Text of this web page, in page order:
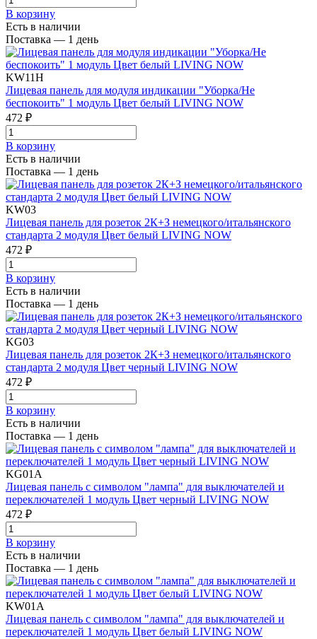
В корзинy
Есть в наличии
Поставка — 1 день
KW11H
Лицевая панель для модуля индикации "Уборка/Не
беспокоить" 1 модуль Цвет белый LIVING NOW
472 ₽
В корзинy
Есть в наличии
Поставка — 1 день
KW03
Лицевая панель для розеток 2К+З немецкого/итальянского
стандарта 2 модуля Цвет белый LIVING NOW
472 ₽
В корзинy
Есть в наличии
Поставка — 1 день
KG03
Лицевая панель для розеток 2К+З немецкого/итальянского
стандарта 2 модуля Цвет черный LIVING NOW
472 ₽
В корзинy
Есть в наличии
Поставка — 1 день
KG01A
Лицевая панель с символом "лампа" для выключателей и
переключателей 1 модуль Цвет черный LIVING NOW
472 ₽
В корзинy
Есть в наличии
Поставка — 1 день
KW01A
Лицевая панель с символом "лампа" для выключателей и
переключателей 1 модуль Цвет белый LIVING NOW